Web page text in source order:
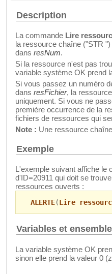
Description
La commande Lire
la ressource chaîne ("STR
dans resNum.
Si la ressource n'est pas
variable système OK prend
Si vous passez un numéro
dans resFichier, la
uniquement. Si vous ne
première occurrence de la
fichiers de ressources qui
Note : Une ressource
Exemple
L'exemple suivant affiche le
d'ID=20911 qui doit se
ressources ouverts :
ALERTE(Lire
Variables et
La variable système OK
sinon elle prend la valeur 0